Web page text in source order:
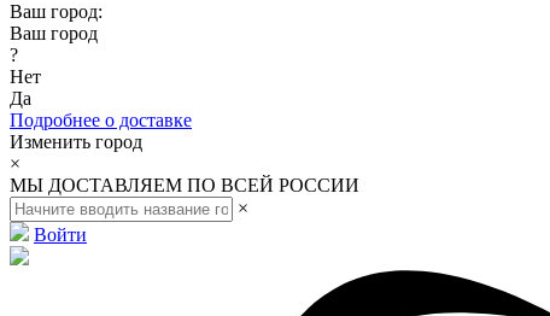
Ваш город:
Ваш город
?
Нет
Да
Подробнее о доставке
Изменить город
×
МЫ ДОСТАВЛЯЕМ ПО ВСЕЙ РОССИИ
×
Войти